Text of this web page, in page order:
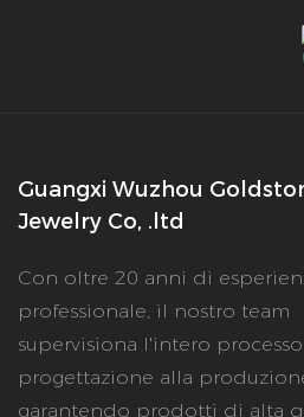
Guangxi Wuzhou
Jewelry Co, .ltd
Con oltre 20 anni di
professionale, il nostro team
supervisiona l'intero
progettazione alla
garantendo prodotti di alta